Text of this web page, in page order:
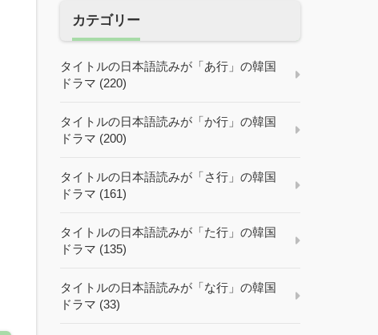
カテゴリー
タイトルの日本語読みが「あ行」の韓国
ドラマ (220)
タイトルの日本語読みが「か行」の韓国
ドラマ (200)
タイトルの日本語読みが「さ行」の韓国
ドラマ (161)
タイトルの日本語読みが「た行」の韓国
ドラマ (135)
タイトルの日本語読みが「な行」の韓国
ドラマ (33)